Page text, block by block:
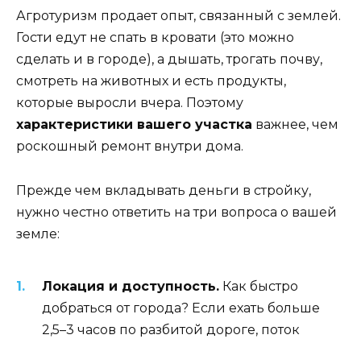
Агротуризм продает опыт, связанный с землей.
Гости едут не спать в кровати (это можно
сделать и в городе), а дышать, трогать почву,
смотреть на животных и есть продукты,
которые выросли вчера. Поэтому
характеристики вашего участка важнее, чем
роскошный ремонт внутри дома.
Прежде чем вкладывать деньги в стройку,
нужно честно ответить на три вопроса о вашей
земле:
Локация и доступность. Как быстро
добраться от города? Если ехать больше
2,5–3 часов по разбитой дороге, поток